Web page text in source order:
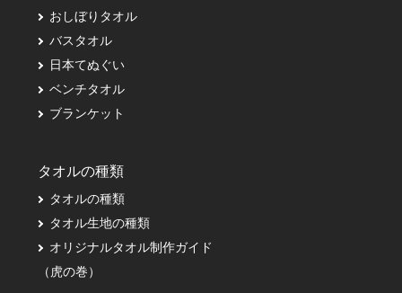
おしぼりタオル
バスタオル
日本てぬぐい
ベンチタオル
ブランケット
タオルの種類
タオルの種類
タオル生地の種類
オリジナルタオル制作ガイド
（虎の巻）